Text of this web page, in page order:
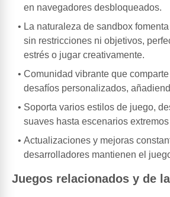
en navegadores desbloqueados.
La naturaleza de sandbox
sin restricciones ni objetivos,
estrés o jugar creativamente.
Comunidad vibrante que
desafíos personalizados,
Soporta varios estilos de juego,
suaves hasta escenarios
Actualizaciones y mejoras
desarrolladores mantienen el
Juegos relacionados y de